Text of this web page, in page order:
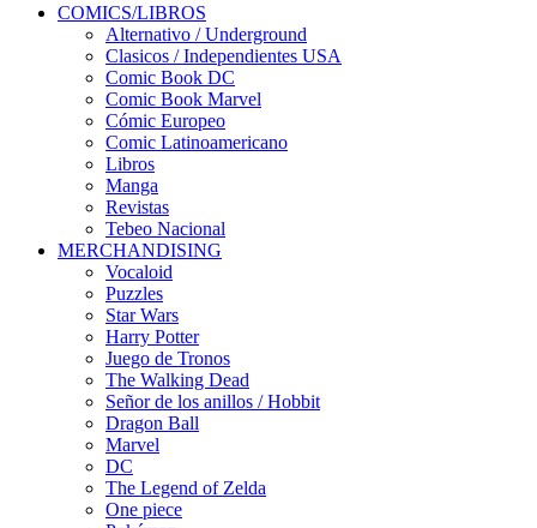
COMICS/LIBROS
Alternativo / Underground
Clasicos / Independientes USA
Comic Book DC
Comic Book Marvel
Cómic Europeo
Comic Latinoamericano
Libros
Manga
Revistas
Tebeo Nacional
MERCHANDISING
Vocaloid
Puzzles
Star Wars
Harry Potter
Juego de Tronos
The Walking Dead
Señor de los anillos / Hobbit
Dragon Ball
Marvel
DC
The Legend of Zelda
One piece